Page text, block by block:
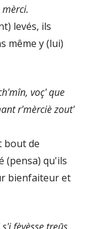
levés, ils
même y (lui)
voç' que
r'mèrciè zout'
bout de
(pensa) qu'ils
bienfaiteur et